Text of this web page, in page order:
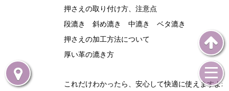
押さえの取り付け方、注意点
段漉き 斜め漉き 中漉き ベタ漉き
押さえの加工方法について
厚い革の漉き方
これだけわかったら、安心して快適に使えますよ